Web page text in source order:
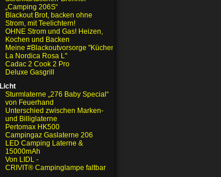
„Camping 206S“
Blackout Brot, backen ohne
Strom, mit Teelichtern!
OHNE Strom und Gas! Heizen,
Kochen und Backen
Meine #Blackoutvorsorge "Küchenofen
La Nordica Rosa L"
Cadac 2 Cook 2 Pro
Deluxe Gasgrill
Licht
Sturmlaterne „276 Baby Special“
von Feuerhand
Unterschied zwischen Marken-
und Billiglaterne
Pertomax HK500
Campingaz Gaslaterne 206
LED Camping Laterne &
15000mAh
Von LIDL -
CRIVIT® Campinglampe faltbar